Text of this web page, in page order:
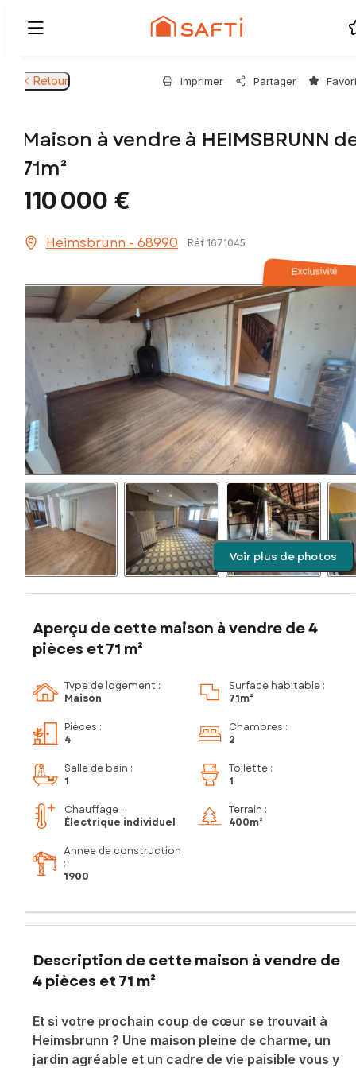
Retour Imprimer Partager
Maison à vendre à HEIMSBRUNN
71m²
110 000 €
Heimsbrunn - 68990 Réf 1671045
Exclusivité
Voir plus de photos
Aperçu de cette maison à vendre de 4
pièces et 71 m²
Type de logement :
Maison
Surface habitable :
71m²
Pièces :
4
Chambres :
2
Salle de bain :
1
Toilette :
1
Chauffage :
Électrique individuel
Terrain :
400m²
Année de construction
:
1900
Description de cette maison à vendre de
4 pièces et 71 m²
Et si votre prochain coup de cœur se trouvait à
Heimsbrunn ? Une maison pleine de charme, un
jardin agréable et un cadre de vie paisible vous y